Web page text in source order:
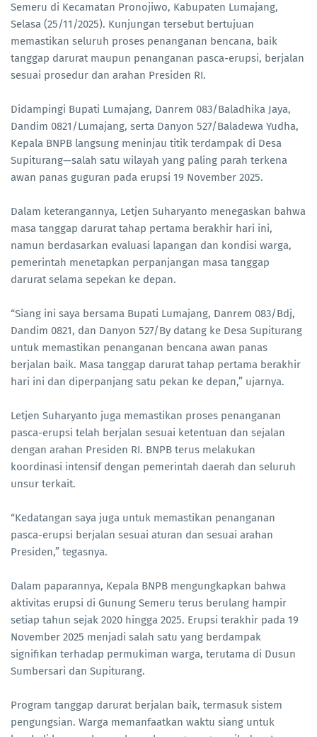
Semeru di Kecamatan Pronojiwo, Kabupaten Lumajang,
Selasa (25/11/2025). Kunjungan tersebut bertujuan
memastikan seluruh proses penanganan bencana, baik
tanggap darurat maupun penanganan pasca-erupsi, berjalan
sesuai prosedur dan arahan Presiden RI.
Didampingi Bupati Lumajang, Danrem 083/Baladhika Jaya,
Dandim 0821/Lumajang, serta Danyon 527/Baladewa Yudha,
Kepala BNPB langsung meninjau titik terdampak di Desa
Supiturang—salah satu wilayah yang paling parah terkena
awan panas guguran pada erupsi 19 November 2025.
Dalam keterangannya, Letjen Suharyanto menegaskan bahwa
masa tanggap darurat tahap pertama berakhir hari ini,
namun berdasarkan evaluasi lapangan dan kondisi warga,
pemerintah menetapkan perpanjangan masa tanggap
darurat selama sepekan ke depan.
“Siang ini saya bersama Bupati Lumajang, Danrem 083/Bdj,
Dandim 0821, dan Danyon 527/By datang ke Desa Supiturang
untuk memastikan penanganan bencana awan panas
berjalan baik. Masa tanggap darurat tahap pertama berakhir
hari ini dan diperpanjang satu pekan ke depan,” ujarnya.
Letjen Suharyanto juga memastikan proses penanganan
pasca-erupsi telah berjalan sesuai ketentuan dan sejalan
dengan arahan Presiden RI. BNPB terus melakukan
koordinasi intensif dengan pemerintah daerah dan seluruh
unsur terkait.
“Kedatangan saya juga untuk memastikan penanganan
pasca-erupsi berjalan sesuai aturan dan sesuai arahan
Presiden,” tegasnya.
Dalam paparannya, Kepala BNPB mengungkapkan bahwa
aktivitas erupsi di Gunung Semeru terus berulang hampir
setiap tahun sejak 2020 hingga 2025. Erupsi terakhir pada 19
November 2025 menjadi salah satu yang berdampak
signifikan terhadap permukiman warga, terutama di Dusun
Sumbersari dan Supiturang.
Program tanggap darurat berjalan baik, termasuk sistem
pengungsian. Warga memanfaatkan waktu siang untuk